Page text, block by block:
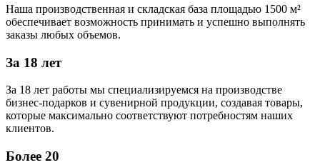
Наша производственная и складская база площадью 1500 м²
обеспечивает возможность принимать и успешно выполнять
заказы любых объемов.
За 18 лет
За 18 лет работы мы специализируемся на производстве
бизнес-подарков и сувенирной продукции, создавая товары,
которые максимально соответствуют потребностям наших
клиентов.
Более 20